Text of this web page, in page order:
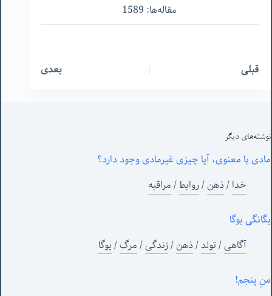
مقاله‌ها: 1589
قبلی بعدی
نوشته‌های‌ دیگر
مادی یا معنوی، آیا چیزی غیرمادی وجود دارد؟
خدا/ذهن/روابط/مراقبه
یگانگی یوگا
آگاهی/تولد/ذهن/زندگی/مرگ/یوگا
منِ پنجم!